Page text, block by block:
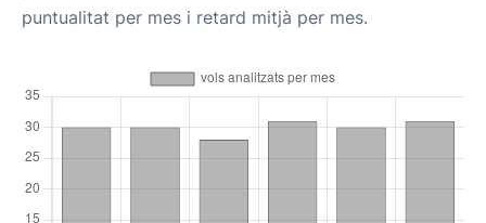
puntualitat per mes i retard mitjà per mes.